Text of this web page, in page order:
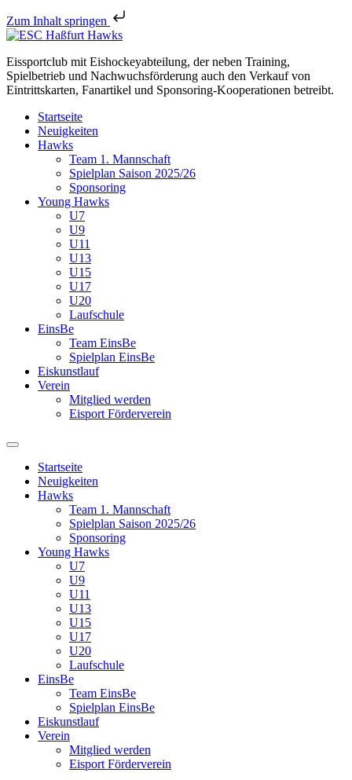
Zum Inhalt springen
Eissportclub mit Eishockeyabteilung, der neben Training,
Spielbetrieb und Nachwuchsförderung auch den Verkauf von
Eintrittskarten, Fanartikel und Sponsoring-Kooperationen betreibt.
Startseite
Neuigkeiten
Hawks
Team 1. Mannschaft
Spielplan Saison 2025/26
Sponsoring
Young Hawks
U7
U9
U11
U13
U15
U17
U20
Laufschule
EinsBe
Team EinsBe
Spielplan EinsBe
Eiskunstlauf
Verein
Mitglied werden
Eisport Förderverein
Startseite
Neuigkeiten
Hawks
Team 1. Mannschaft
Spielplan Saison 2025/26
Sponsoring
Young Hawks
U7
U9
U11
U13
U15
U17
U20
Laufschule
EinsBe
Team EinsBe
Spielplan EinsBe
Eiskunstlauf
Verein
Mitglied werden
Eisport Förderverein